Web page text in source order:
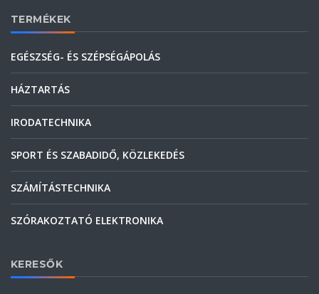
TERMÉKEK
EGÉSZSÉG- ÉS SZÉPSÉGÁPOLÁS
HÁZTARTÁS
IRODATECHNIKA
SPORT ÉS SZABADIDŐ, KÖZLEKEDÉS
SZÁMÍTÁSTECHNIKA
SZÓRAKOZTATÓ ELEKTRONIKA
KERESŐK